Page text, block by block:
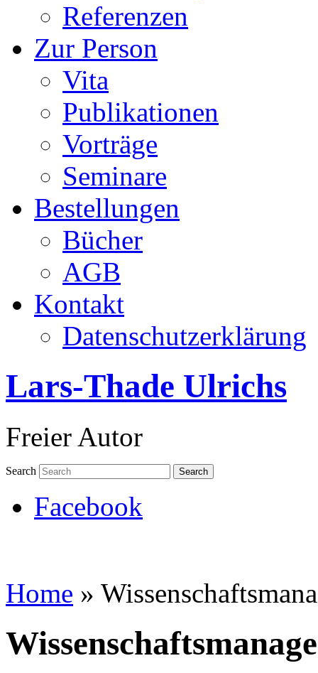
Referenzen
Zur Person
Vita
Publikationen
Vorträge
Seminare
Bestellungen
Bücher
AGB
Kontakt
Datenschutzerklärung
Lars-Thade Ulrichs
Freier Autor
Search Search
Facebook
Home »